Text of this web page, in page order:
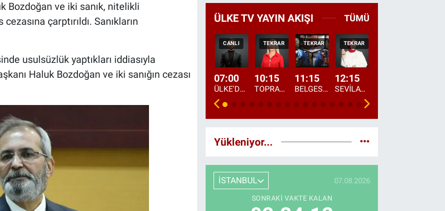
Bozdoğan ve iki sanık, nitelikli
çarptırıldı. Sanıkların
usulsüzlük yaptıkları iddiasıyla
Haluk Bozdoğan ve iki sanığın cezası
ÜLKE TV YAYIN AKIŞI TÜMÜ
CANLI
07:00
ÜLKE'DE BU SABAH
TEKRAR
10:15
TOPRAKTAN SOFRAYA
TEKRAR
11:15
BELGESEL: "ÜLKE'NİN ALIN TERİ"
TEKRAR
12:15
SEVİLAY SUNGUR İLE ELİMİN BEREKETİ
Yükleniyor...
İSTANBUL 07.08.2026
SONRAKI VAKTE KALAN